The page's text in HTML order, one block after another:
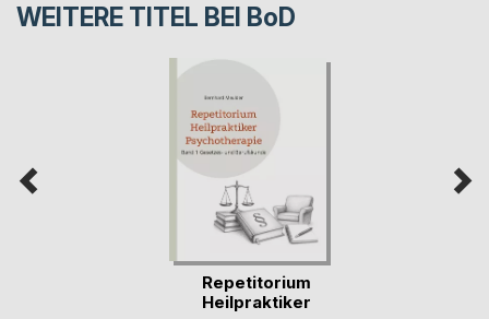
WEITERE TITEL BEI BoD
Repetitorium
Heilpraktiker